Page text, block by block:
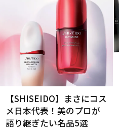
【SHISEIDO】まさにコス
メ日本代表！美のプロが
語り継ぎたい名品5選